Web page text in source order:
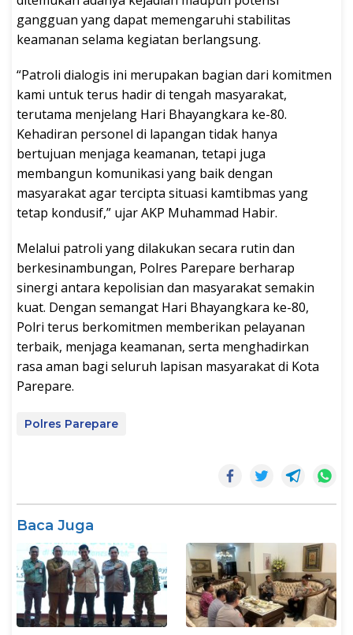
gangguan yang dapat memengaruhi stabilitas
keamanan selama kegiatan berlangsung.
“Patroli dialogis ini merupakan bagian dari komitmen
kami untuk terus hadir di tengah masyarakat,
terutama menjelang Hari Bhayangkara ke-80.
Kehadiran personel di lapangan tidak hanya
bertujuan menjaga keamanan, tetapi juga
membangun komunikasi yang baik dengan
masyarakat agar tercipta situasi kamtibmas yang
tetap kondusif,” ujar AKP Muhammad Habir.
Melalui patroli yang dilakukan secara rutin dan
berkesinambungan, Polres Parepare berharap
sinergi antara kepolisian dan masyarakat semakin
kuat. Dengan semangat Hari Bhayangkara ke-80,
Polri terus berkomitmen memberikan pelayanan
terbaik, menjaga keamanan, serta menghadirkan
rasa aman bagi seluruh lapisan masyarakat di Kota
Parepare.
Polres Parepare
Baca Juga